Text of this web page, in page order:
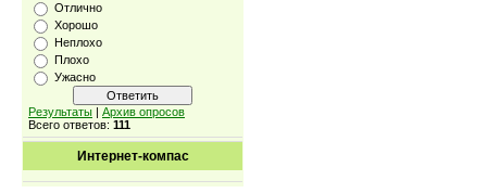
Отлично
Хорошо
Неплохо
Плохо
Ужасно
Результаты | Архив опросов
Всего ответов: 111
Интернет-компас